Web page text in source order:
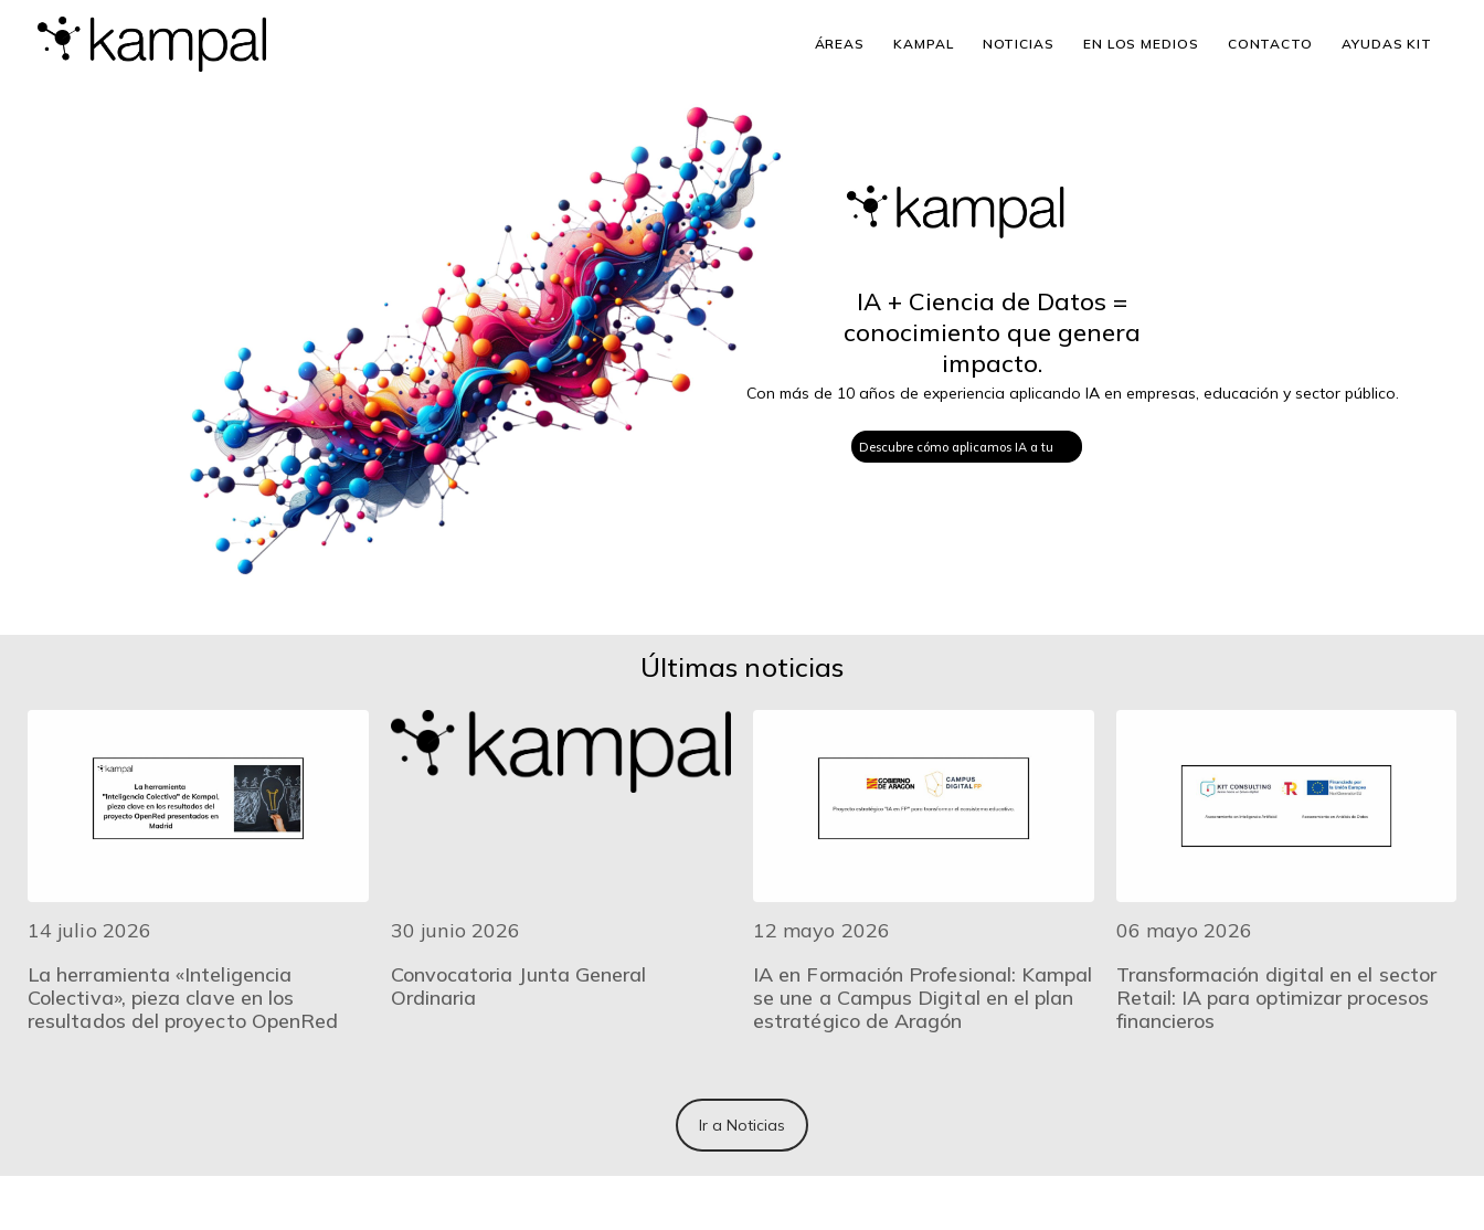
ÁREAS KAMPAL NOTICIAS EN LOS MEDIOS CONTACTO AYUDAS KIT
Descubre cómo aplicamos IA a tu
IA + Ciencia de Datos =
conocimiento que genera
impacto.
Con más de 10 años de experiencia aplicando IA en empresas, educación y sector público.
Últimas noticias
14 julio 2026
La herramienta «Inteligencia
Colectiva», pieza clave en los
resultados del proyecto OpenRed
30 junio 2026
Convocatoria Junta General
Ordinaria
12 mayo 2026
IA en Formación Profesional: Kampal
se une a Campus Digital en el plan
estratégico de Aragón
06 mayo 2026
Transformación digital en el sector
Retail: IA para optimizar procesos
financieros
Ir a Noticias